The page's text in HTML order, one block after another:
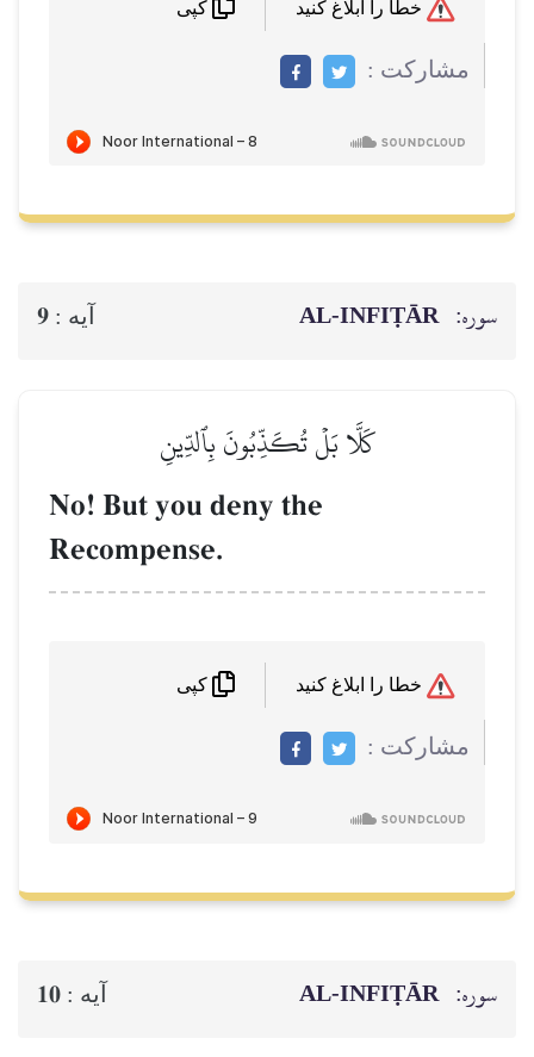
مشاركت :
سوره: AL‑INFIṬĀR آيه : 9
كَلَّا بَلۡ تُكَذِّبُونَ بِٱلدِّينِ
No! But you deny the
Recompense.
مشاركت :
سوره: AL‑INFIṬĀR آيه : 10